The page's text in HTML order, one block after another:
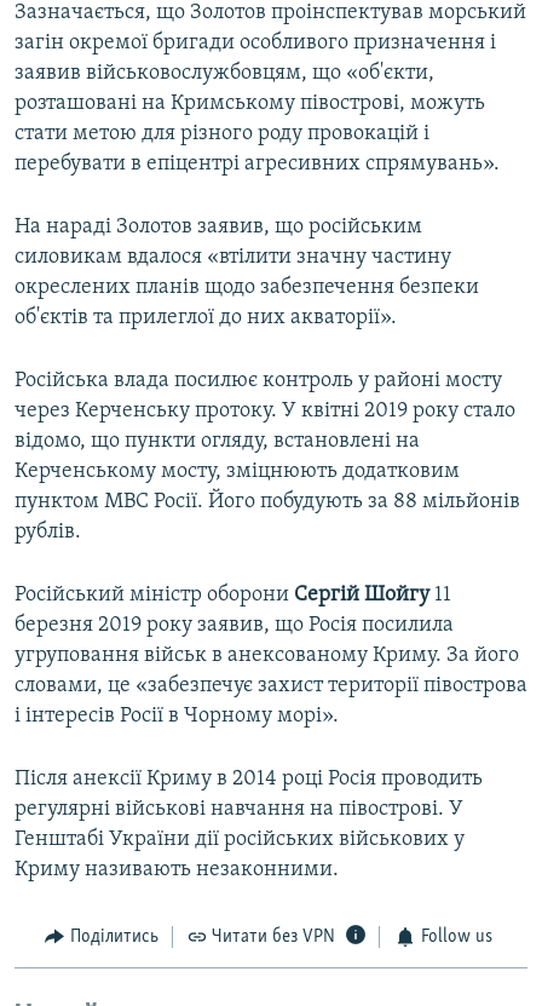
Зазначається, що Золотов проінспектував морський
загін окремої бригади особливого призначення і
заявив військовослужбовцям, що «об'єкти,
розташовані на Кримському півострові, можуть
стати метою для різного роду провокацій і
перебувати в епіцентрі агресивних спрямувань».
На нараді Золотов заявив, що російським
силовикам вдалося «втілити значну частину
окреслених планів щодо забезпечення безпеки
об'єктів та прилеглої до них акваторії».
Російська влада посилює контроль у районі мосту
через Керченську протоку. У квітні 2019 року стало
відомо, що пункти огляду, встановлені на
Керченському мосту, зміцнюють додатковим
пунктом МВС Росії. Його побудують за 88 мільйонів
рублів.
Російський міністр оборони Сергій Шойгу11
березня 2019 року заявив, що Росія посилила
угруповання військ в анексованому Криму. За його
словами, це «забезпечує захист території півострова
і інтересів Росії в Чорному морі».
Після анексії Криму в 2014 році Росія проводить
регулярні військові навчання на півострові. У
Генштабі України дії російських військових у
Криму називають незаконними.
Поділитись Читати без VPN Follow us